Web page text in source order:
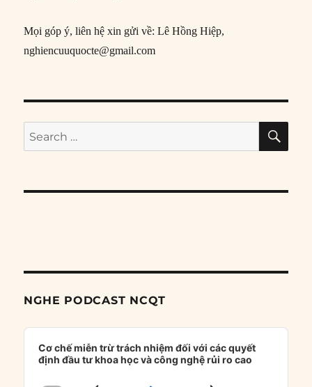
Mọi góp ý, liên hệ xin gửi về: Lê Hồng Hiệp,
nghiencuuquocte@gmail.com
Search
for:
NGHE PODCAST NCQT
Audio
Player
Cơ chế miễn trừ trách nhiệm đối với các quyết
định đầu tư khoa học và công nghệ rủi ro cao